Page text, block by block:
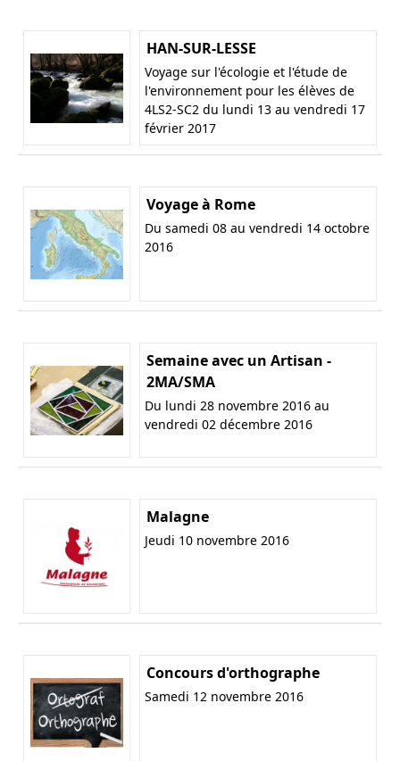
HAN-SUR-LESSE
Voyage sur l'écologie et l'étude de
l'environnement pour les élèves de
4LS2-SC2 du lundi 13 au vendredi 17
février 2017
Voyage à Rome
Du samedi 08 au vendredi 14 octobre
2016
Semaine avec un Artisan -
2MA/SMA
Du lundi 28 novembre 2016 au
vendredi 02 décembre 2016
Malagne
Jeudi 10 novembre 2016
Concours d'orthographe
Samedi 12 novembre 2016